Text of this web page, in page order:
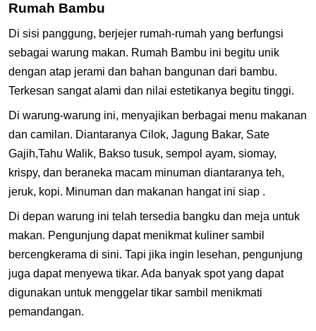
Rumah Bambu
Di sisi panggung, berjejer rumah-rumah yang berfungsi
sebagai warung makan. Rumah Bambu ini begitu unik
dengan atap jerami dan bahan bangunan dari bambu.
Terkesan sangat alami dan nilai estetikanya begitu tinggi.
Di warung-warung ini, menyajikan berbagai menu makanan
dan camilan. Diantaranya Cilok, Jagung Bakar, Sate
Gajih,Tahu Walik, Bakso tusuk, sempol ayam, siomay,
krispy, dan beraneka macam minuman diantaranya teh,
jeruk, kopi. Minuman dan makanan hangat ini siap .
Di depan warung ini telah tersedia bangku dan meja untuk
makan. Pengunjung dapat menikmat kuliner sambil
bercengkerama di sini. Tapi jika ingin lesehan, pengunjung
juga dapat menyewa tikar. Ada banyak spot yang dapat
digunakan untuk menggelar tikar sambil menikmati
pemandangan.